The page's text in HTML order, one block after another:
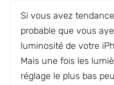
Si vous avez
probable que vous
luminosité de votre
Mais une fois les
réglage le plus bas